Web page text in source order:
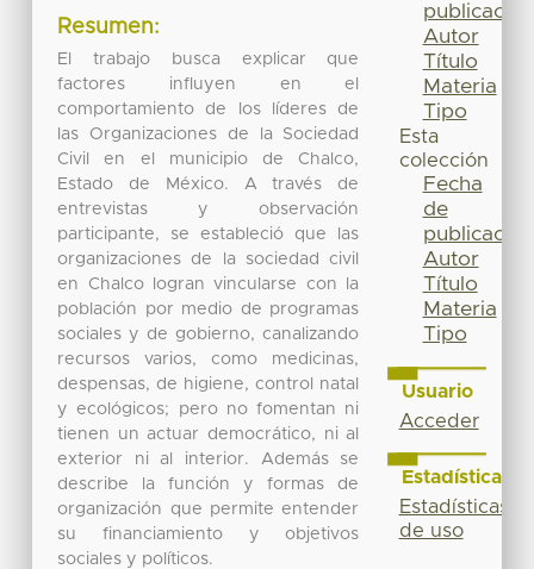
Resumen:
El trabajo busca explicar que
factores influyen en el
comportamiento de los líderes de
las Organizaciones de la Sociedad
Civil en el municipio de Chalco,
Estado de México. A través de
entrevistas y observación
participante, se estableció que las
organizaciones de la sociedad civil
en Chalco logran vincularse con la
población por medio de programas
sociales y de gobierno, canalizando
recursos varios, como medicinas,
despensas, de higiene, control natal
y ecológicos; pero no fomentan ni
tienen un actuar democrático, ni al
exterior ni al interior. Además se
describe la función y formas de
organización que permite entender
su financiamiento y objetivos
sociales y políticos.
publicación
Autor
Título
Materia
Tipo
Esta
colección
Fecha
de
publicación
Autor
Título
Materia
Tipo
Usuario
Acceder
Estadísticas
Estadísticas
de uso